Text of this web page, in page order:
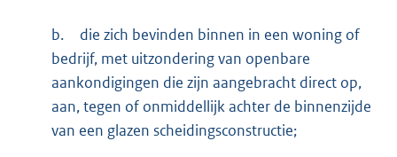
b.
die zich bevinden binnen in een woning of
bedrijf, met uitzondering van openbare
aankondigingen die zijn aangebracht direct op,
aan, tegen of onmiddellijk achter de binnenzijde
van een glazen scheidingsconstructie;